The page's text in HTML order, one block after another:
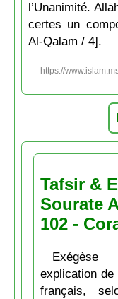
l’Unanimité.
certes un
Al-Qalam / 4].
https://
Tafsir &
Sourate
102 -
explication
français,